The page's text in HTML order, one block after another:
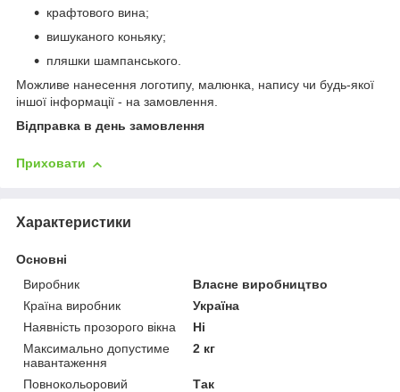
крафтового вина;
вишуканого коньяку;
пляшки шампанського.
Можливе нанесення логотипу, малюнка, напису чи будь-якої
іншої інформації - на замовлення.
Відправка в день замовлення
Приховати
Характеристики
Основні
Виробник
Власне виробництво
Країна виробник
Україна
Наявність прозорого вікна
Ні
Максимально допустиме
навантаження
2 кг
Повнокольоровий
Так